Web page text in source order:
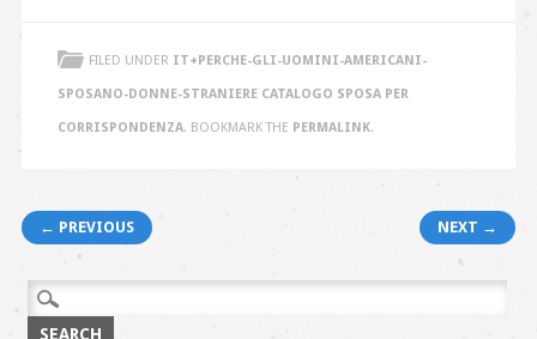
FILED UNDER IT+PERCHE-GLI-UOMINI-AMERICANI-
SPOSANO-DONNE-STRANIERE CATALOGO SPOSA PER
CORRISPONDENZA. BOOKMARK THE PERMALINK.
Post navigation
← PREVIOUS NEXT →
Search
for: